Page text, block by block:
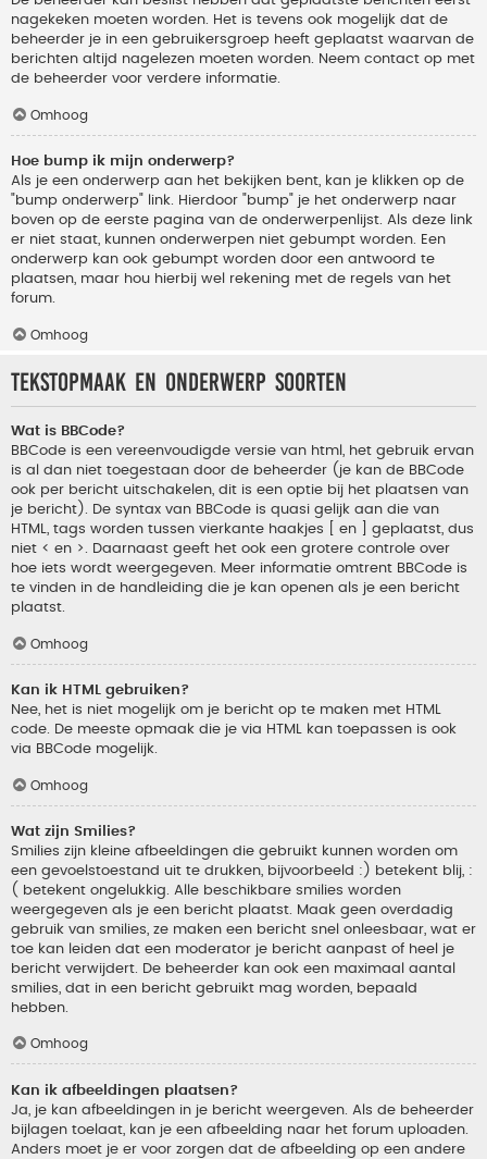
nagekeken moeten worden. Het is tevens ook mogelijk dat de
beheerder je in een gebruikersgroep heeft geplaatst waarvan de
berichten altijd nagelezen moeten worden. Neem contact op met
de beheerder voor verdere informatie.
Omhoog
Hoe bump ik mijn onderwerp?
Als je een onderwerp aan het bekijken bent, kan je klikken op de
"bump onderwerp" link. Hierdoor "bump" je het onderwerp naar
boven op de eerste pagina van de onderwerpenlijst. Als deze link
er niet staat, kunnen onderwerpen niet gebumpt worden. Een
onderwerp kan ook gebumpt worden door een antwoord te
plaatsen, maar hou hierbij wel rekening met de regels van het
forum.
Omhoog
Tekstopmaak en onderwerp soorten
Wat is BBCode?
BBCode is een vereenvoudigde versie van html, het gebruik ervan
is al dan niet toegestaan door de beheerder (je kan de BBCode
ook per bericht uitschakelen, dit is een optie bij het plaatsen van
je bericht). De syntax van BBCode is quasi gelijk aan die van
HTML, tags worden tussen vierkante haakjes [ en ] geplaatst, dus
niet < en >. Daarnaast geeft het ook een grotere controle over
hoe iets wordt weergegeven. Meer informatie omtrent BBCode is
te vinden in de handleiding die je kan openen als je een bericht
plaatst.
Omhoog
Kan ik HTML gebruiken?
Nee, het is niet mogelijk om je bericht op te maken met HTML
code. De meeste opmaak die je via HTML kan toepassen is ook
via BBCode mogelijk.
Omhoog
Wat zijn Smilies?
Smilies zijn kleine afbeeldingen die gebruikt kunnen worden om
een gevoelstoestand uit te drukken, bijvoorbeeld :) betekent blij, :
( betekent ongelukkig. Alle beschikbare smilies worden
weergegeven als je een bericht plaatst. Maak geen overdadig
gebruik van smilies, ze maken een bericht snel onleesbaar, wat er
toe kan leiden dat een moderator je bericht aanpast of heel je
bericht verwijdert. De beheerder kan ook een maximaal aantal
smilies, dat in een bericht gebruikt mag worden, bepaald
hebben.
Omhoog
Kan ik afbeeldingen plaatsen?
Ja, je kan afbeeldingen in je bericht weergeven. Als de beheerder
bijlagen toelaat, kan je een afbeelding naar het forum uploaden.
Anders moet je er voor zorgen dat de afbeelding op een andere